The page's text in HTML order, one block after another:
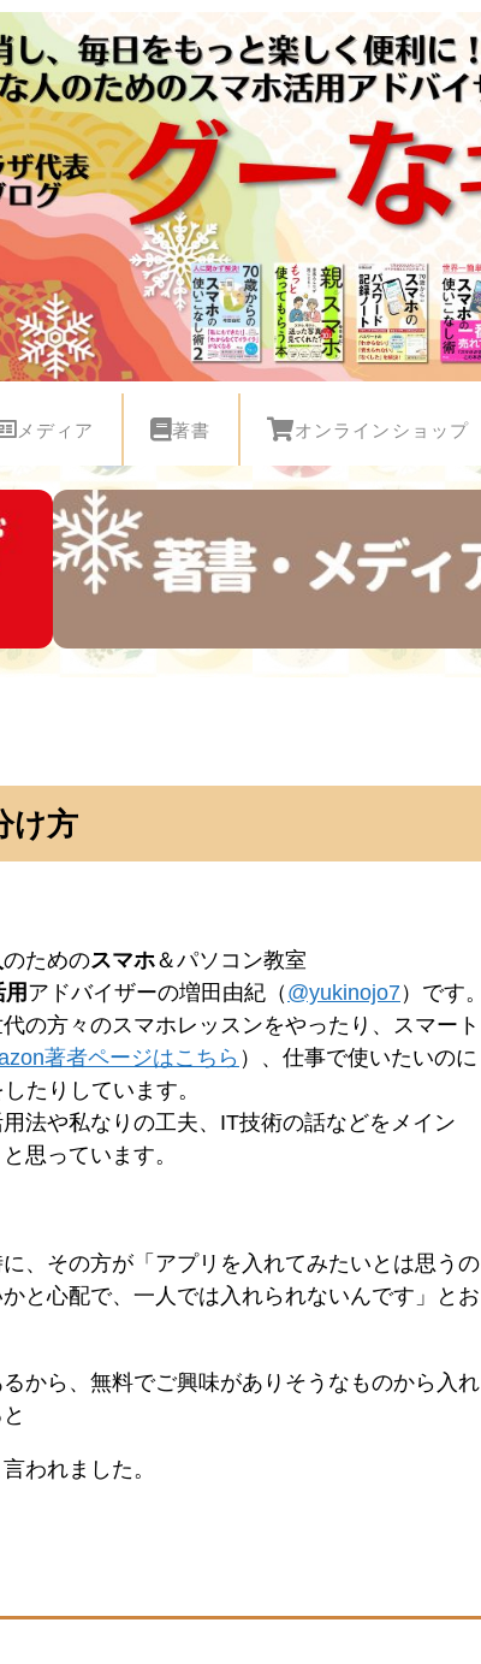
メディア 著書 オンラインショップ
け方
のためのスマホ＆パソコン教室
アドバイザーの増田由紀（ @yukinojo7）です。
の方々のスマホレッスンをやったり、スマート
著者ページはこちら ）、仕事で使いたいのに
たりしています。
法や私なりの工夫、IT技術の話などをメイン
思っています。
、その方が「アプリを入れてみたいとは思うの
と心配で、一人では入れられないんです」とお
から、無料でご興味がありそうなものから入れ
われました。